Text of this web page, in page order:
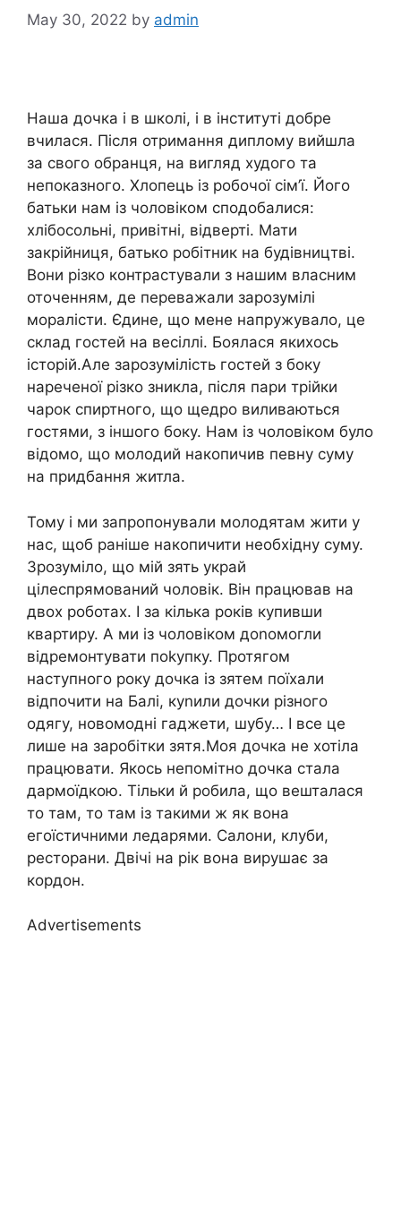
May 30, 2022 by admin
Наша дочка і в школі, і в інституті добре
вчилася. Після отримання диплому вийшла
за свого обранця, на вигляд худого та
непоказного. Хлопець із робочої сім’ї. Його
батьки нам із чоловіком сподобалися:
хлібосольні, привітні, відверті. Мати
закрійниця, батько робітник на будівництві.
Вони різко контрастували з нашим власним
оточенням, де переважали зарозумілі
моралісти. Єдине, що мене напружувало, це
склад гостей на весіллі. Боялася якихось
історій.Але зарозумілість гостей з боку
нареченої різко зникла, після пари трійки
чарок спиртного, що щедро виливаються
гостями, з іншого боку. Нам із чоловіком було
відомо, що молодий накопичив певну суму
на придбання житла.
Тому і ми запропонували молодятам жити у
нас, щоб раніше накопичити необхідну суму.
Зрозуміло, що мій зять украй
цілеспрямований чоловік. Він працював на
двох роботах. І за кілька років купивши
квартиру. А ми із чоловіком доnомогли
відремонтувати поkупку. Протягом
наступного року дочка із зятем поїхали
відпочити на Балі, куnили дочки різного
одягу, новомодні гаджети, шубу… І все це
лише на заробітки зятя.Моя дочка не хотіла
працювати. Якось непомітно дочка стала
дармоїдкою. Тільки й робила, що вешталася
то там, то там із такими ж як вона
егоїстичними ледарями. Салони, клуби,
ресторани. Двічі на рік вона вирушає за
кордон.
Advertisements